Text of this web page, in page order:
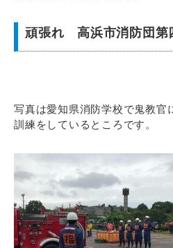
頑張れ 高浜市消防団第
写真は愛知県消防学校で鬼教官
訓練をしているところです。